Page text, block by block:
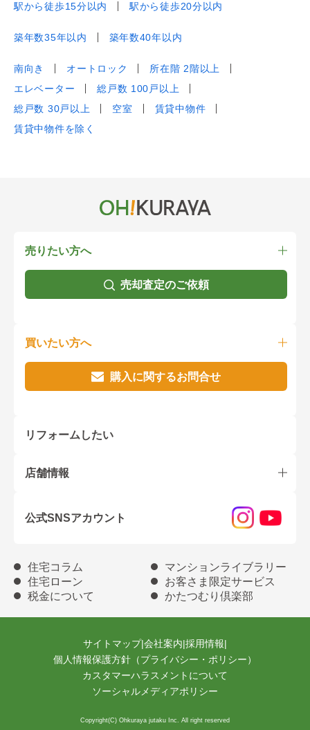
駅から徒歩15分以内
駅から徒歩20分以内
築年数35年以内 築年数40年以内
南向き オートロック
所在階 2階以上
エレベーター
総戸数 100戸以上
総戸数 30戸以上
空室
賃貸中物件
賃貸中物件を除く
売りたい方へ
売却査定のご依頼
買いたい方へ
購入に関するお問合せ
リフォームしたい
店舗情報
公式SNSアカウント
住宅コラム
マンションライブラリー
住宅ローン
お客さま限定サービス
税金について
かたつむり倶楽部
サイトマップ|会社案内|採用情報|
個人情報保護方針（プライバシー・ポリシー）
カスタマーハラスメントについて
ソーシャルメディアポリシー
Copyright(C) Ohkuraya jutaku Inc. All right reserved